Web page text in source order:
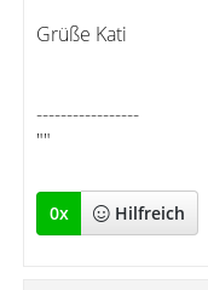
Grüße Kati
-----------------
""
0x Hilfreich